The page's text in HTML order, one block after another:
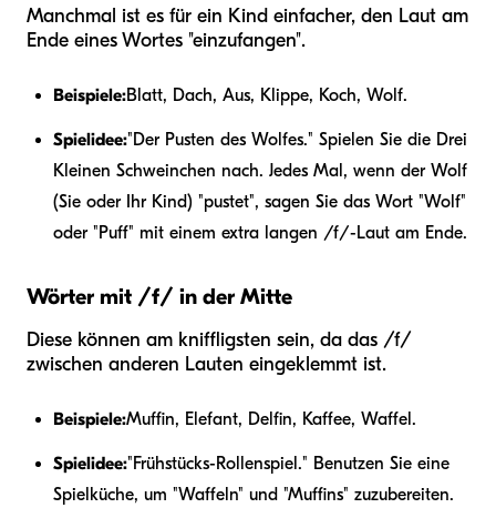
Manchmal ist es für ein Kind einfacher, den Laut am
Ende eines Wortes "einzufangen".
Beispiele:Blatt, Dach, Aus, Klippe, Koch, Wolf.
Spielidee:"Der Pusten des Wolfes." Spielen Sie die Drei
Kleinen Schweinchen nach. Jedes Mal, wenn der Wolf
(Sie oder Ihr Kind) "pustet", sagen Sie das Wort "Wolf"
oder "Puff" mit einem extra langen /f/-Laut am Ende.
Wörter mit /f/ in der Mitte
Diese können am kniffligsten sein, da das /f/
zwischen anderen Lauten eingeklemmt ist.
Beispiele:Muffin, Elefant, Delfin, Kaffee, Waffel.
Spielidee:"Frühstücks-Rollenspiel." Benutzen Sie eine
Spielküche, um "Waffeln" und "Muffins" zuzubereiten.